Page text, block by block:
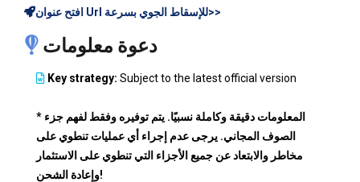
افتح عنوان Url للإسقاط الجوي بسرعة>>
دعوة معلومات
Key strategy: Subject to the latest official version
* المعلومات دقيقة وكاملة نسبيًا. يتم توفيره وفقط لفهم جزء
الصوف المجاني. يرجى عدم إجراء أي عمليات تنطوي على
مخاطر والابتعاد عن جميع الأجزاء التي تنطوي على الاستثمار
وإعادة الشحن!